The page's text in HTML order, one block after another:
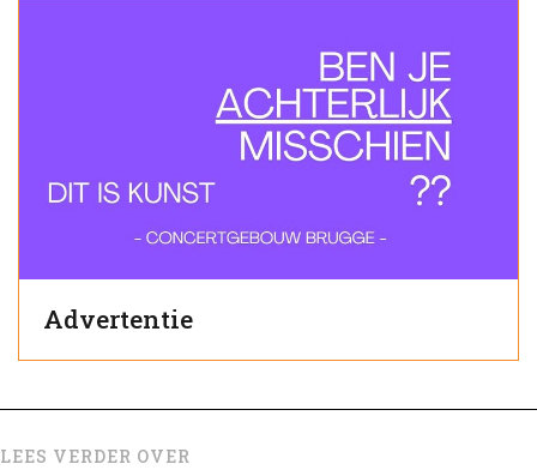
Advertentie
LEES VERDER OVER